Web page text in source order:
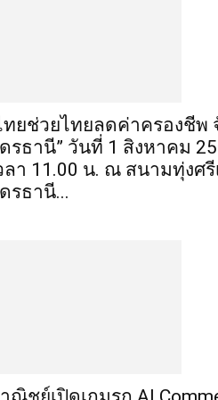
ทยช่วยไทยลดค่าครองชีพ
รธานี” วันที่ 1 สิงหาคม
ลา 11.00 น. ณ สนามทุ่งศรี
รธานี...